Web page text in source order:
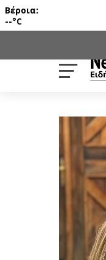
Βέροια:
--°C